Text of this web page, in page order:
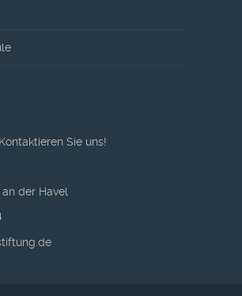
Sie uns!
an der Havel